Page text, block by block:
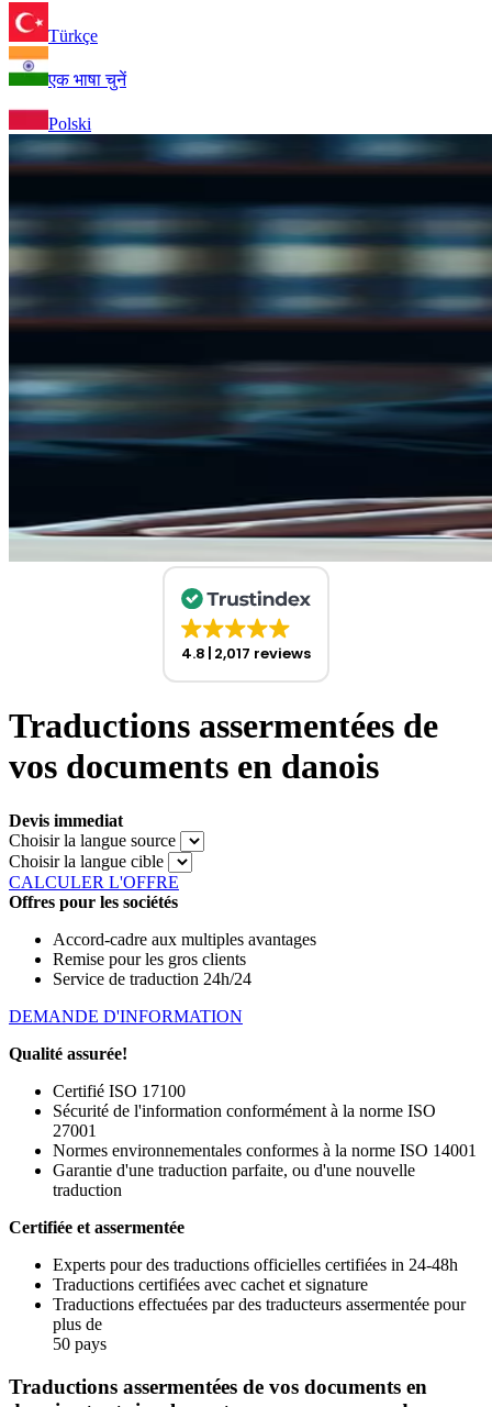
Türkçe
एक भाषा चुनें
Polski
4.8 2,017 reviews
Traductions assermentées de
vos documents en danois
Devis immediat
Choisir la langue source
Choisir la langue cible
CALCULER L'OFFRE
Offres pour les sociétés
Accord-cadre aux multiples avantages
Remise pour les gros clients
Service de traduction 24h/24
DEMANDE D'INFORMATION
Qualité assurée!
Certifié ISO 17100
Sécurité de l'information conformément à la norme ISO
27001
Normes environnementales conformes à la norme ISO 14001
Garantie d'une traduction parfaite, ou d'une nouvelle
traduction
Certifiée et assermentée
Experts pour des traductions officielles certifiées in 24-48h
Traductions certifiées avec cachet et signature
Traductions effectuées par des traducteurs assermentée pour
plus de
50 pays
Traductions assermentées de vos documents en